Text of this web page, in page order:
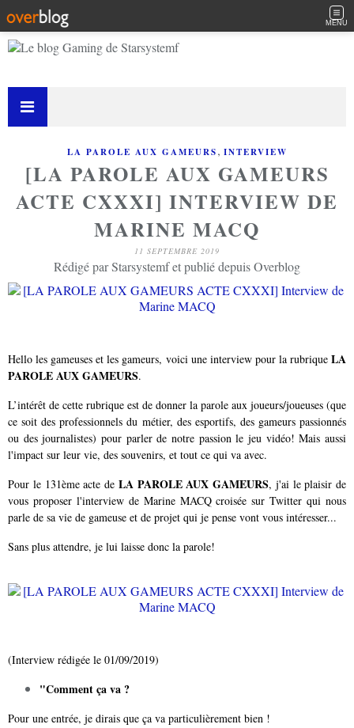
MENU
LA PAROLE AUX GAMEURS, INTERVIEW
[LA PAROLE AUX GAMEURS
ACTE CXXXI] INTERVIEW DE
MARINE MACQ
11 SEPTEMBRE 2019
Rédigé par Starsystemf et publié depuis Overblog
Hello les gameuses et les gameurs, voici une interview pour la rubrique LA
PAROLE AUX GAMEURS.
L’intérêt de cette rubrique est de donner la parole aux joueurs/joueuses (que
ce soit des professionnels du métier, des esportifs, des gameurs passionnés
ou des journalistes) pour parler de notre passion le jeu vidéo! Mais aussi
l'impact sur leur vie, des souvenirs, et tout ce qui va avec.
Pour le 131ème acte de LA PAROLE AUX GAMEURS, j'ai le plaisir de
vous proposer l'interview de Marine MACQcroisée sur Twitter qui nous
parle de sa vie de gameuse et de projet qui je pense vont vous intéresser...
Sans plus attendre, je lui laisse donc la parole!
(Interview rédigée le 01/09/2019)
"Comment ça va ?
Pour une entrée, je dirais que ça va particulièrement bien !